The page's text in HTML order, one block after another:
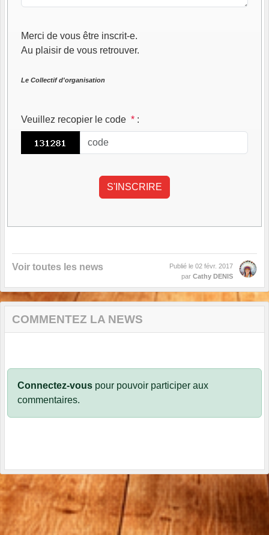
Merci de vous être inscrit-e.
Au plaisir de vous retrouver.
Le Collectif d'organisation
Veuillez recopier le code * :
Voir toutes les news Publié le 02 févr. 2017
par Cathy DENIS
COMMENTEZ LA NEWS
Connectez-vous pour pouvoir participer aux
commentaires.